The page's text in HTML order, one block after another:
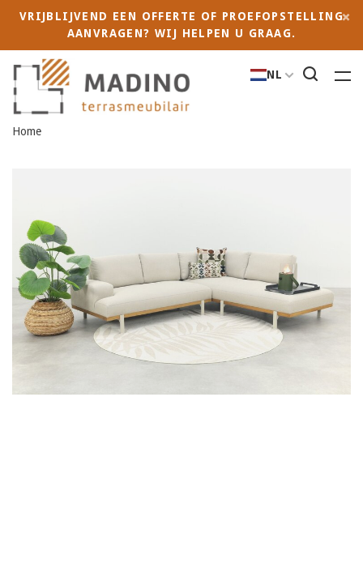
VRIJBLIJVEND EEN OFFERTE OF PROEFOPSTELLING
AANVRAGEN? WIJ HELPEN U GRAAG.
NL
Home